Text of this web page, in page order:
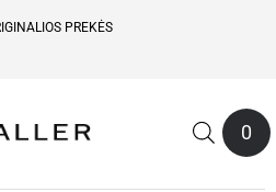
PREKĖS
0